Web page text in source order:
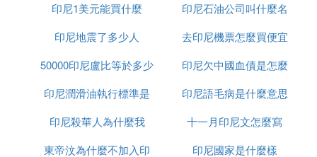
人，租了他的一套公寓作為辦公場所，房東委派司機
到機場來接我回市區。
從機場到市區沿途看到不少人騎摩托車，進入市區後
車速就越來越慢，直到停下來，在擁擠的車流中摩
托車在夾縫里穿梭，還有一些人頭頂著食物飲料等東
沒有紅綠燈，也沒有交警指揮交通，等了十分鍾都沒
印尼1美元能買什麼
印尼石油公司叫什麼名
字
印尼地震了多少人
去印尼機票怎麼買便宜
50000印尼盧比等於多少
人民幣
印尼欠中國血債是怎麼
回事
印尼潤滑油執行標準是
什麼
印尼語毛病是什麼意思
印尼殺華人為什麼我
十一月印尼文怎麼寫
東帝汶為什麼不加入印
印尼國家是什麼樣